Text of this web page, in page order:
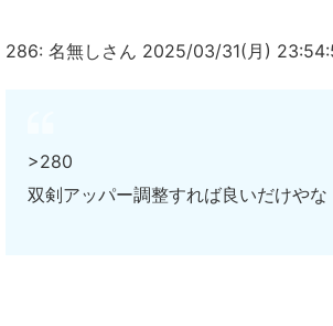
286: 名無しさん 2025/03/31(月)
>280
双剣アッパー調整すれば良いだけやな